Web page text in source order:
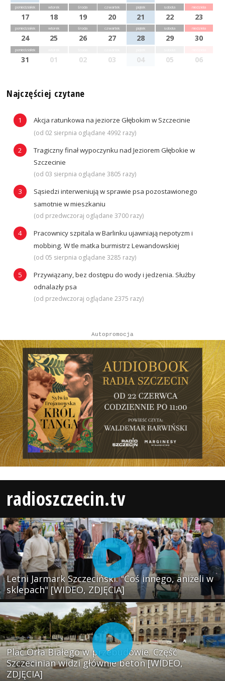
poniedziałek
17
wtorek
18
środa
19
czwartek
20
piątek
21
sobota
22
niedziela
23
poniedziałek
24
wtorek
25
środa
26
czwartek
27
piątek
28
sobota
29
niedziela
30
poniedziałek
31 01 02 03 04 05 06
Najczęściej czytane
Akcja ratunkowa na jeziorze Głębokim w Szczecinie
(od 02 sierpnia oglądane 4992 razy)
Tragiczny finał wypoczynku nad Jeziorem Głębokie w
Szczecinie
(od 03 sierpnia oglądane 3805 razy)
Sąsiedzi interweniują w sprawie psa pozostawionego
samotnie w mieszkaniu
(od przedwczoraj oglądane 3700 razy)
Pracownicy szpitala w Barlinku ujawniają nepotyzm i
mobbing. W tle matka burmistrz Lewandowskiej
(od 05 sierpnia oglądane 3285 razy)
Przywiązany, bez dostępu do wody i jedzenia. Służby
odnalazły psa
(od przedwczoraj oglądane 2375 razy)
Autopromocja
radioszczecin.tv
Letni Jarmark Szczeciński. "Coś innego, aniżeli w
sklepach" [WIDEO, ZDJĘCIA]
Plac Orła Białego w przebudowie. Część
Szczecinian widzi głównie beton [WIDEO,
ZDJĘCIA]